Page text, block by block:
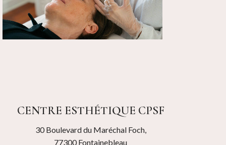
CENTRE ESTHÉTIQUE CPSF
30 Boulevard du Maréchal Foch,
77300 Fontainebleau